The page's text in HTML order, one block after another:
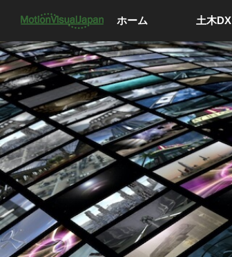
ホーム 土木DX